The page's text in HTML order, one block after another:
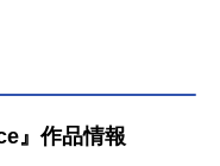
』作品情報